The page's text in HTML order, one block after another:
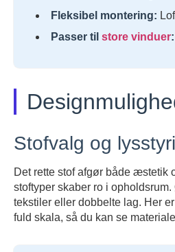
Fleksibel montering:
Passer til store vinduer:
Stofvalg og
Det rette stof afgør både æstetik
stoftyper skaber ro i
tekstiler eller dobbelte lag. Her
fuld skala, så du kan se